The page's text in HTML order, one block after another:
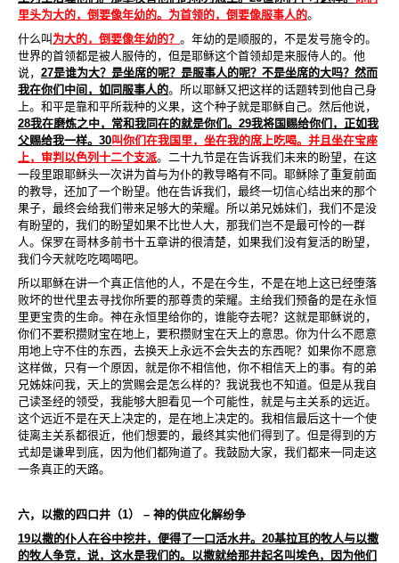
里头为大的，倒要像年幼的。为首领的，倒要像服事人的。
什么叫 为大的，倒要像年幼的？ 。年幼的是顺服的，不是发号施令的。
世界的首领都是被人服侍的，但是耶稣这个首领却是来服侍人的。他
说， 27是谁为大？是坐席的呢？是服事人的呢？不是坐席的大吗？然而
我在你们中间，如同服事人的。所以耶稣又把这样的话题转到他自己身
上。和平是靠和平所栽种的义果，这个种子就是耶稣自己。然后他说，
28我在磨炼之中，常和我同在的就是你们。 29我将国赐给你们，正如我
父赐给我一样。 30叫你们在我国里，坐在我的席上吃喝。并且坐在宝座
上，审判以色列十二个支派。二十九节是在告诉我们未来的盼望，在这
一段里跟耶稣头一次讲为首与为仆的教导略有不同。耶稣除了重复前面
的教导，还加了一个盼望。他在告诉我们，最终一切信心结出来的那个
果子，最终会给我们带来足够大的荣耀。所以弟兄姊妹们，我们不是没
有盼望的，我们的盼望如果不比世人大，那我们岂不是最可怜的一群
人。保罗在哥林多前书十五章讲的很清楚，如果我们没有复活的盼望，
我们今天就吃吃喝喝吧。
所以耶稣在讲一个真正信他的人，不是在今生，不是在地上这已经堕落
败坏的世代里去寻找你所要的那尊贵的荣耀。主给我们预备的是在永恒
里更宝贵的生命。神在永恒里给你的，谁能夺去呢？这就是耶稣说的，
你们不要积攒财宝在地上，要积攒财宝在天上的意思。你为什么不愿意
用地上守不住的东西，去换天上永远不会失去的东西呢？如果你不愿意
这样做，只有一个原因，就是你不相信他，你不相信天上的事。有的弟
兄姊妹问我，天上的赏赐会是怎么样的？我说我也不知道。但是从我自
己读圣经的领受，我能够大胆看见一个可能性，就是与主关系的远近。
这个远近不是在天上决定的，是在地上决定的。我相信最后这十一个使
徒离主关系都很近，他们想要的，最终其实他们得到了。但是得到的方
式却是谦卑到底，因为他们都殉道了。我鼓励大家，我们都来一同走这
一条真正的天路。
六，以撒的四口井（1） – 神的供应化解纷争
19以撒的仆人在谷中挖井，便得了一口活水井。 20基拉耳的牧人与以撒
的牧人争竞，说，这水是我们的。以撒就给那井起名叫埃色，因为他们